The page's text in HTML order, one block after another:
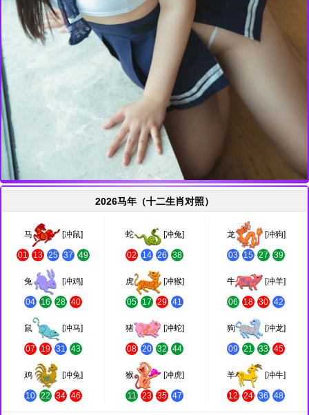
2026马年（十二生肖对照）
马 [冲鼠]
01 13 25 37 49
蛇 [冲兔]
02 14 26 38
龙 [冲狗]
03 15 27 39
兔 [冲鸡]
04 16 28 40
虎 [冲猴]
05 17 29 41
牛 [冲羊]
06 18 30 42
鼠 [冲马]
07 19 31 43
猪 [冲蛇]
08 20 32 44
狗 [冲龙]
09 21 33 45
鸡 [冲兔]
10 22 34 46
猴 [冲虎]
11 23 35 47
羊 [冲牛]
12 24 36 48